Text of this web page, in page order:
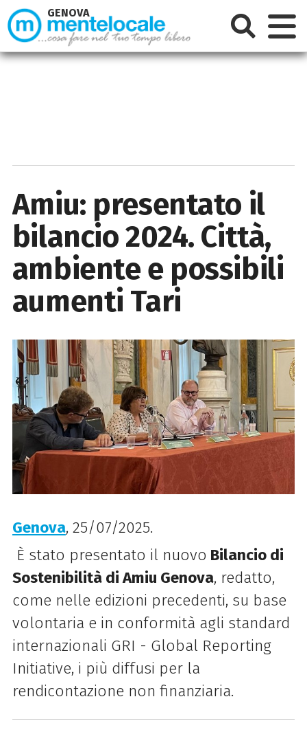
Amiu: presentato il
bilancio 2024. Città,
ambiente e possibili
aumenti Tari
Genova, 25/07/2025.
È stato presentato il nuovo Bilancio di
Sostenibilità di Amiu Genova, redatto,
come nelle edizioni precedenti, su base
volontaria e in conformità agli standard
internazionali GRI - Global Reporting
Initiative, i più diffusi per la
rendicontazione non finanziaria.
GENOVA